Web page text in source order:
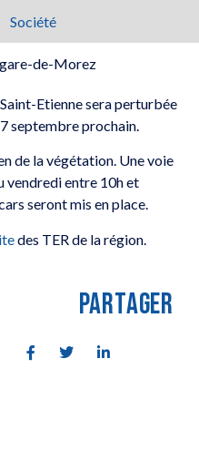
Société
Etienne sera perturbée
septembre prochain.
de la végétation. Une voie
vendredi entre 10h et
seront mis en place.
des TER de la région.
PARTAGER